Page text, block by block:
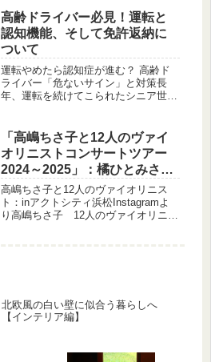
に苦しむ人々の“本音”を代弁するもの
でした。その一部を抜粋...
高齢ドライバー必見！運転と
認知機能、そして免許返納に
ついて
運転やめたら認知症が進む？ 高齢ド
ライバー「危ないサイン」と対策長
年、運転を続けてこられたシニア世代
買い物や病院への足、趣味の外出な
ど、運転があるからこそ、今の生活を
維持で...
「高嶋ちさ子と12人のヴァイ
オリニストコンサートツアー
2024～2025」：橘ひとみさん
熱発で11人のヴァイオリニス
ト
高嶋ちさ子と12人のヴァイオリニス
ト：inアクトシティ浜松Instagramよ
り高嶋ちさ子 12人のヴァイオリニス
北欧風の白い壁に似合う暮らしへ
【インテリア編】